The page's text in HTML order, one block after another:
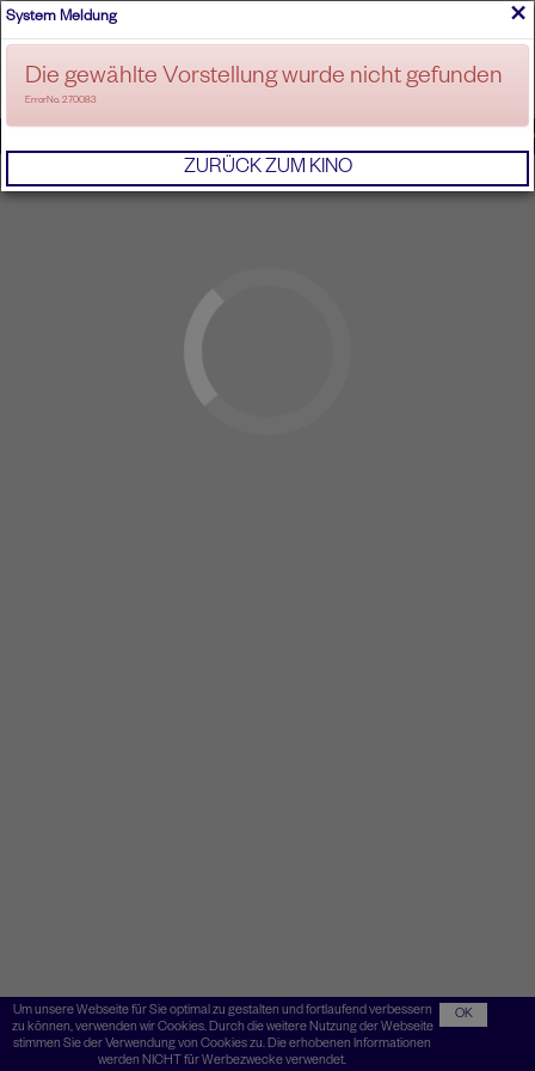
ANMELDEN
Um unsere Webseite für Sie optimal zu gestalten und fortlaufend verbessern
zu können, verwenden wir Cookies. Durch die weitere Nutzung der Webseite
stimmen Sie der Verwendung von Cookies zu. Die erhobenen Informationen
werden NICHT für Werbezwecke verwendet.
OK
×
System Meldung
Die gewählte Vorstellung wurde nicht gefunden
ErrorNo. 270083
ZURÜCK ZUM KINO